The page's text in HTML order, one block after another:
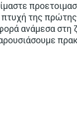
της
ανάμεσα